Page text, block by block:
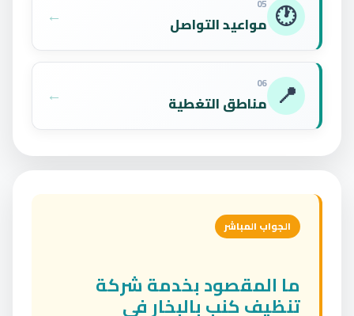
🕐
05
مواعيد التواصل ←
📍
06
مناطق التغطية ←
الجواب المباشر
ما المقصود بخدمة شركة
تنظيف كنب بالبخار في